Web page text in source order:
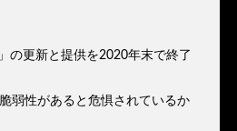
の更新と提供を2020年末で終了
弱性があると危惧されているか